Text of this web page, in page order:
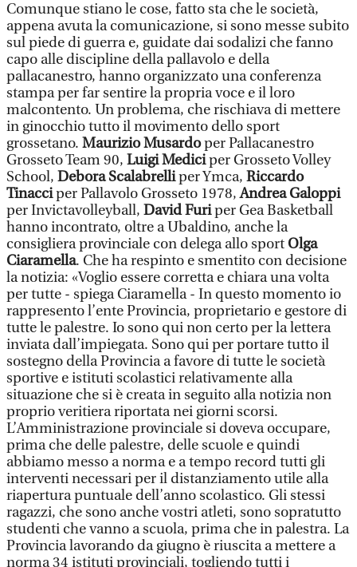
Comunque stiano le cose, fatto sta che le società,
appena avuta la comunicazione, si sono messe subito
sul piede di guerra e, guidate dai sodalizi che fanno
capo alle discipline della pallavolo e della
pallacanestro, hanno organizzato una conferenza
stampa per far sentire la propria voce e il loro
malcontento. Un problema, che rischiava di mettere
in ginocchio tutto il movimento dello sport
grossetano. Maurizio Musardoper Pallacanestro
Grosseto Team 90, Luigi Mediciper Grosseto Volley
School, Debora Scalabrelliper Ymca, Riccardo
Tinacciper Pallavolo Grosseto 1978,Andrea Galoppi
per Invictavolleyball, David Furiper Gea Basketball
hanno incontrato, oltre a Ubaldino, anche la
consigliera provinciale con delega allo sport Olga
Ciaramella. Che ha respinto e smentito con decisione
la notizia: «Voglio essere corretta e chiara una volta
per tutte - spiega Ciaramella - In questo momento io
rappresento l’ente Provincia, proprietario e gestore di
tutte le palestre. Io sono qui non certo per la lettera
inviata dall’impiegata. Sono qui per portare tutto il
sostegno della Provincia a favore di tutte le società
sportive e istituti scolastici relativamente alla
situazione che si è creata in seguito alla notizia non
proprio veritiera riportata nei giorni scorsi.
L’Amministrazione provinciale si doveva occupare,
prima che delle palestre, delle scuole e quindi
abbiamo messo a norma e a tempo record tutti gli
interventi necessari per il distanziamento utile alla
riapertura puntuale dell’anno scolastico. Gli stessi
ragazzi, che sono anche vostri atleti, sono sopratutto
studenti che vanno a scuola, prima che in palestra. La
Provincia lavorando da giugno è riuscita a mettere a
norma 34 istituti provinciali, togliendo tutti i